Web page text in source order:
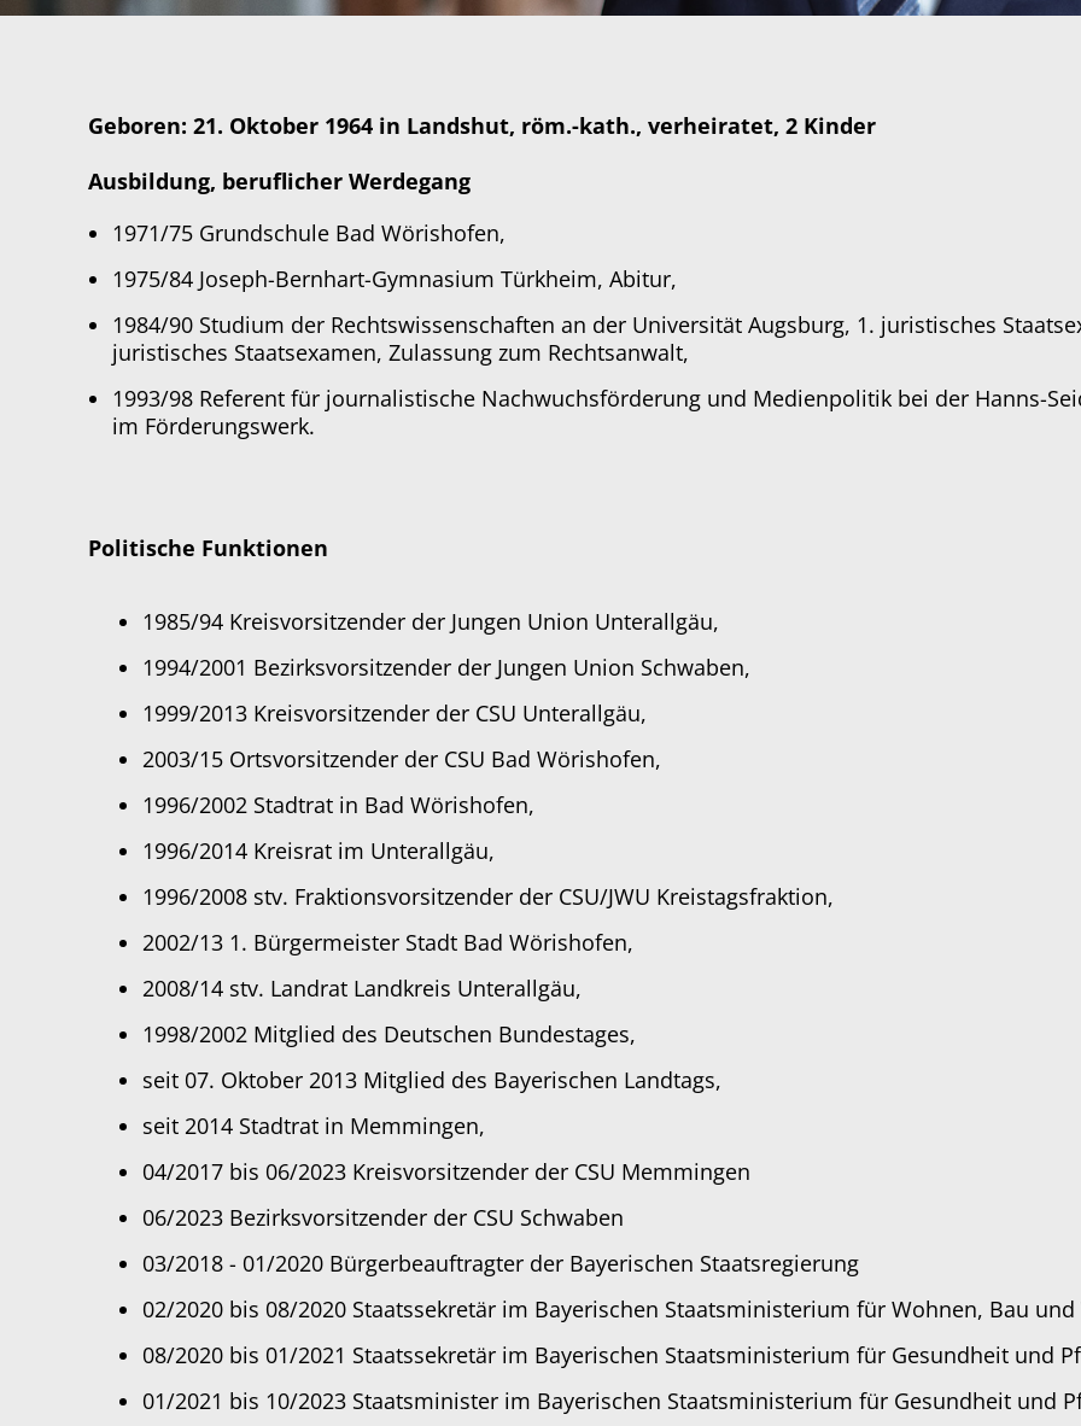
Geboren: 21. Oktober 1964 in Landshut, röm.-kath., verheiratet, 2 Kinder
Ausbildung, beruflicher Werdegang
1971/75 Grundschule Bad Wörishofen,
1975/84 Joseph-Bernhart-Gymnasium Türkheim, Abitur,
1984/90 Studium der Rechtswissenschaften an der Universität Augsburg, 1. juristisches
juristisches Staatsexamen, Zulassung zum Rechtsanwalt,
1993/98 Referent für journalistische Nachwuchsförderung und Medienpolitik bei der Hanns-
im Förderungswerk.
Politische Funktionen
1985/94 Kreisvorsitzender der Jungen Union Unterallgäu,
1994/2001 Bezirksvorsitzender der Jungen Union Schwaben,
1999/2013 Kreisvorsitzender der CSU Unterallgäu,
2003/15 Ortsvorsitzender der CSU Bad Wörishofen,
1996/2002 Stadtrat in Bad Wörishofen,
1996/2014 Kreisrat im Unterallgäu,
1996/2008 stv. Fraktionsvorsitzender der CSU/JWU Kreistagsfraktion,
2002/13 1. Bürgermeister Stadt Bad Wörishofen,
2008/14 stv. Landrat Landkreis Unterallgäu,
1998/2002 Mitglied des Deutschen Bundestages,
seit 07. Oktober 2013 Mitglied des Bayerischen Landtags,
seit 2014 Stadtrat in Memmingen,
04/2017 bis 06/2023 Kreisvorsitzender der CSU Memmingen
06/2023 Bezirksvorsitzender der CSU Schwaben
03/2018 - 01/2020 Bürgerbeauftragter der Bayerischen Staatsregierung
02/2020 bis 08/2020 Staatssekretär im Bayerischen Staatsministerium für Wohnen, Bau und
08/2020 bis 01/2021 Staatssekretär im Bayerischen Staatsministerium für Gesundheit und
01/2021 bis 10/2023 Staatsminister im Bayerischen Staatsministerium für Gesundheit und